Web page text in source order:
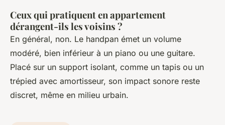
Ceux qui pratiquent en appartement
dérangent-ils les voisins ?
En général, non. Le handpan émet un volume
modéré, bien inférieur à un piano ou une guitare.
Placé sur un support isolant, comme un tapis ou un
trépied avec amortisseur, son impact sonore reste
discret, même en milieu urbain.